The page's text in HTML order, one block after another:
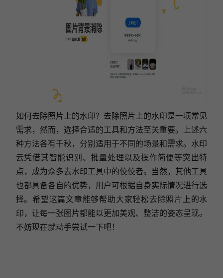
如何去除照片上的水印？去除照片上的水印是一项常见
需求，然而，选择合适的工具和方法至关重要。上述六
种方法各有千秋，分别适用于不同的场景和需求。水印
云凭借其智能识别、批量处理以及操作简便等突出特
点，成为众多去水印工具中的佼佼者。当然，其他工具
也都具备各自的优势，用户可根据自身实际情况进行选
择。希望这篇文章能够帮助大家轻松去除照片上的水
印，让每一张图片都能以更加美观、整洁的姿态呈现。
不妨现在就动手尝试一下吧！